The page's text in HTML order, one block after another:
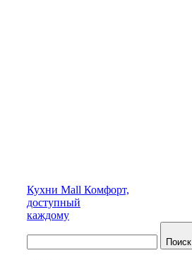
Кухни Mall Комфорт,
доступный
каждому
Поиск